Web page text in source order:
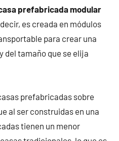
prefabricada modular
es creada en módulos
para crear una
del tamaño que se elija
prefabricadas sobre
al ser construidas en una
tienen un menor